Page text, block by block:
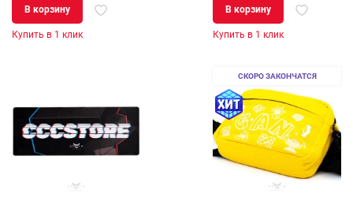
В корзину
Купить в 1 клик
В корзину
Купить в 1 клик
СКОРО ЗАКОНЧАТСЯ